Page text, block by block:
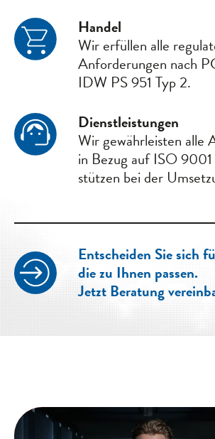
Handel
Wir erfüllen alle
Anforder­ungen nach
IDW PS 951 Typ 2.
Dienst­leistungen
Wir gewähr­leisten alle
in Bezug auf ISO
stützen bei der
Entscheiden Sie sich
die zu Ihnen passen.
Jetzt Beratung